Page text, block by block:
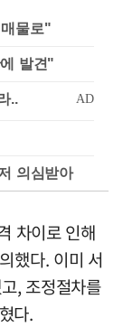
물로"
발견"
의심받아
차이로 인해
했다. 이미 서
, 조정절차를
다.